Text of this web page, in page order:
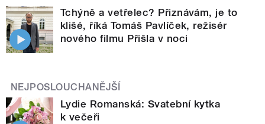
Tchýně a vetřelec? Přiznávám, je to
klišé, říká Tomáš Pavlíček, režisér
nového filmu Přišla v noci
NEJPOSLOUCHANĚJŠÍ
Lydie Romanská: Svatební kytka
k večeři